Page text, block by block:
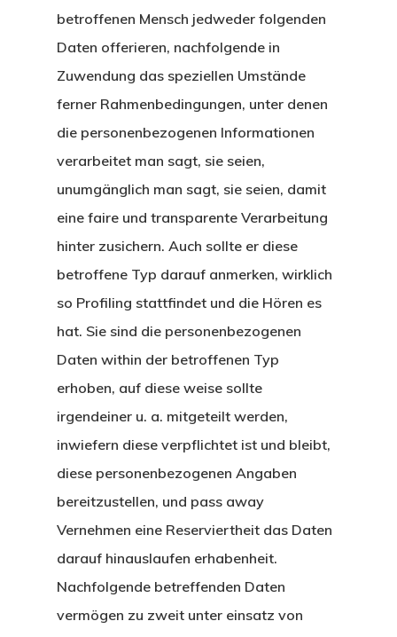
betroffenen Mensch jedweder folgenden
Daten offerieren, nachfolgende in
Zuwendung das speziellen Umstände
ferner Rahmenbedingungen, unter denen
die personenbezogenen Informationen
verarbeitet man sagt, sie seien,
unumgänglich man sagt, sie seien, damit
eine faire und transparente Verarbeitung
hinter zusichern. Auch sollte er diese
betroffene Typ darauf anmerken, wirklich
so Profiling stattfindet und die Hören es
hat. Sie sind die personenbezogenen
Daten within der betroffenen Typ
erhoben, auf diese weise sollte
irgendeiner u. a. mitgeteilt werden,
inwiefern diese verpflichtet ist und bleibt,
diese personenbezogenen Angaben
bereitzustellen, und pass away
Vernehmen eine Reserviertheit das Daten
darauf hinauslaufen erhabenheit.
Nachfolgende betreffenden Daten
vermögen zu zweit unter einsatz von